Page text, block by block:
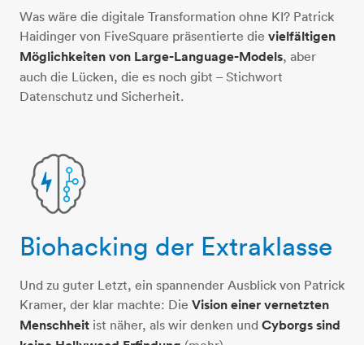
Was wäre die digitale Transformation ohne KI? Patrick
Haidinger von FiveSquare präsentierte die vielfältigen
Möglichkeiten von Large-Language-Models, aber
auch die Lücken, die es noch gibt – Stichwort
Datenschutz und Sicherheit.
gehirn-blitz
Biohacking der Extraklasse
Und zu guter Letzt, ein spannender Ausblick von Patrick
Kramer, der klar machte: Die Vision einer vernetzten
Menschheit ist näher, als wir denken und Cyborgs sind